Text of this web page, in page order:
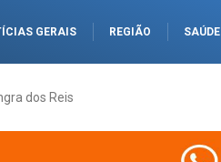
GERAIS REGIÃO SAÚDE
dos Reis